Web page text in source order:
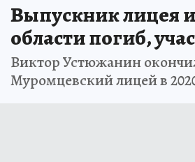
Выпускник лицея
области погиб,
Виктор Устюжанин
Муромцевский лицей в